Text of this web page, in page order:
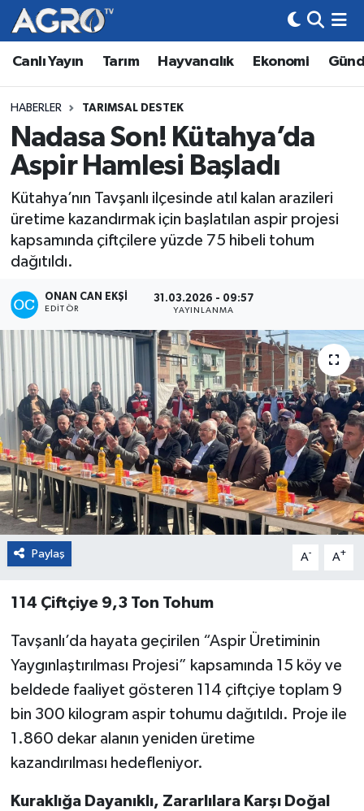
Canlı Yayın Tarım Hayvancılık Ekonomi
HABERLER TARIMSAL DESTEK
Nadasa Son! Kütahya’da
Aspir Hamlesi Başladı
Kütahya’nın Tavşanlı ilçesinde atıl kalan arazileri
üretime kazandırmak için başlatılan aspir projesi
kapsamında çiftçilere yüzde 75 hibeli tohum
dağıtıldı.
ONAN CAN EKŞI
EDITÖR
31.03.2026 - 09:57
YAYINLANMA
Paylaş A- A+
114 Çiftçiye 9,3 Ton Tohum
Tavşanlı’da hayata geçirilen “Aspir Üretiminin
Yaygınlaştırılması Projesi” kapsamında 15 köy ve
beldede faaliyet gösteren 114 çiftçiye toplam 9
bin 300 kilogram aspir tohumu dağıtıldı. Proje ile
1.860 dekar alanın yeniden üretime
kazandırılması hedefleniyor.
Kuraklığa Dayanıklı, Zararlılara Karşı Doğal
Hava Durumu
Trafik Durumu
Süper Lig Puan Durumu ve Fikstür
Son Dakika Haberleri
Haber Arşivi